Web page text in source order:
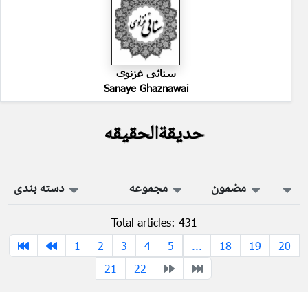
سنائی غزنوی
Sanaye Ghaznawai
حدیقةالحقیقه
مضمون مجموعه دسته بندی
Total articles: 431
1
2 3 4 5 ... 18 19
20
21
22